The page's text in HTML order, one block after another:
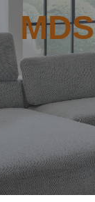
MDS